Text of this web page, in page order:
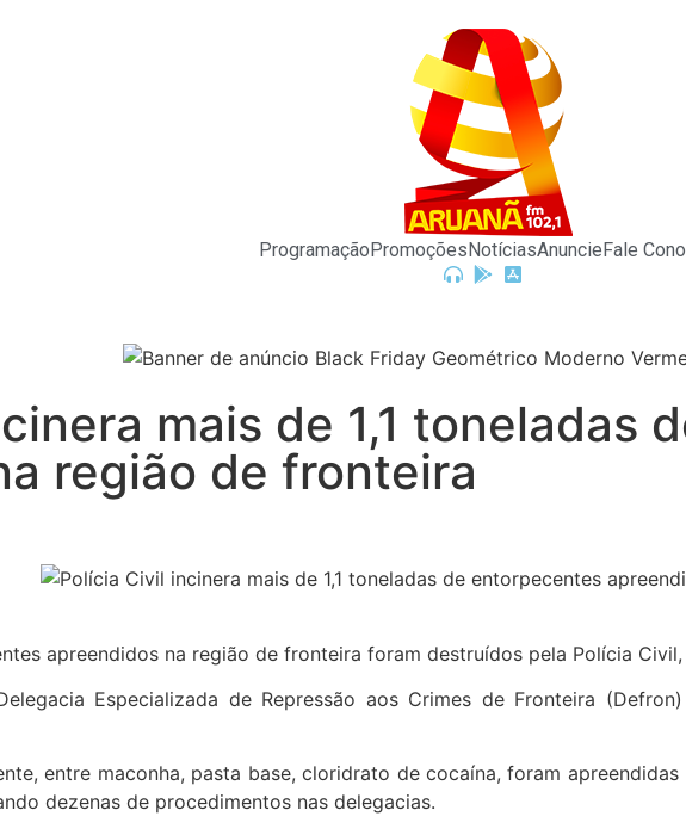
ProgramaçãoPromoçõesNotíciasAnuncieFale
mais de 1,1 toneladas
região de fronteira
apreendidos na região de fronteira foram destruídos pela Polícia
Especializada de Repressão aos Crimes de Fronteira
entre maconha, pasta base, cloridrato de cocaína, foram
dezenas de procedimentos nas delegacias.